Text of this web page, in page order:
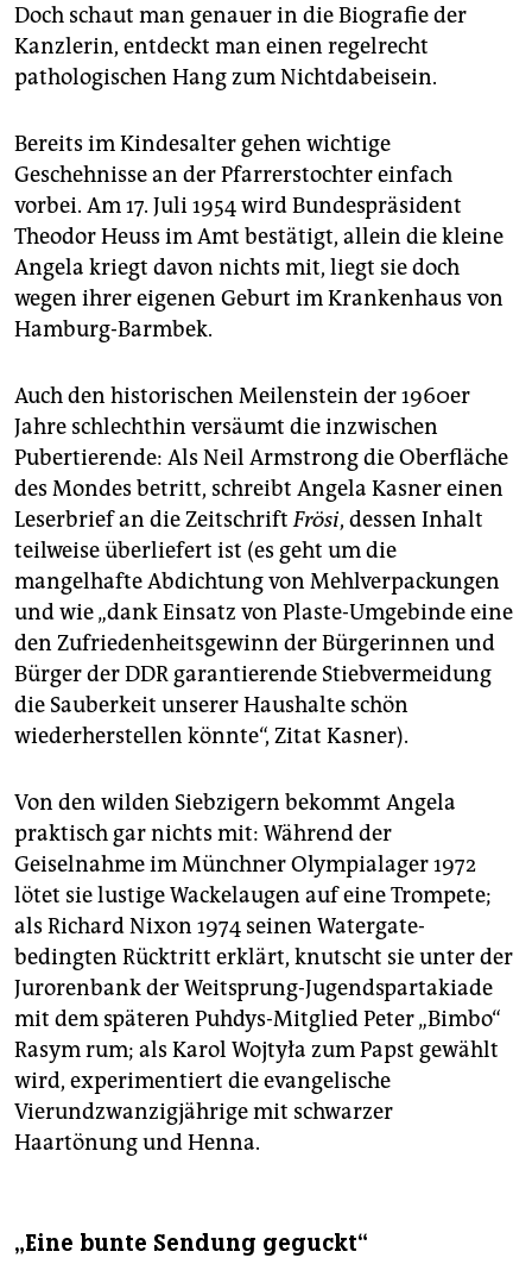
genossenschaft
epaper login
Doch schaut man genauer in die Biografie der
Kanzlerin, entdeckt man einen regelrecht
pathologischen Hang zum Nichtdabeisein.
Bereits im Kindesalter gehen wichtige
Geschehnisse an der Pfarrerstochter einfach
vorbei. Am 17. Juli 1954 wird Bundespräsident
Theodor Heuss im Amt bestätigt, allein die kleine
Angela kriegt davon nichts mit, liegt sie doch
wegen ihrer eigenen Geburt im Krankenhaus von
Hamburg-Barmbek.
Auch den historischen Meilenstein der 1960er
Jahre schlechthin versäumt die inzwischen
Pubertierende: Als Neil Armstrong die Oberfläche
des Mondes betritt, schreibt Angela Kasner einen
Leserbrief an die ZeitschriftFrösi, dessen Inhalt
teilweise überliefert ist (es geht um die
mangelhafte Abdichtung von Mehlverpackungen
und wie „dank Einsatz von Plaste-Umgebinde eine
den Zufriedenheitsgewinn der Bürgerinnen und
Bürger der DDR garantierende Stiebvermeidung
die Sauberkeit unserer Haushalte schön
wiederherstellen könnte“, Zitat Kasner).
Von den wilden Siebzigern bekommt Angela
praktisch gar nichts mit: Während der
Geiselnahme im Münchner Olympialager 1972
lötet sie lustige Wackelaugen auf eine Trompete;
als Richard Nixon 1974 seinen Watergate-
bedingten Rücktritt erklärt, knutscht sie unter der
Jurorenbank der Weitsprung-Jugendspartakiade
mit dem späteren Puhdys-Mitglied Peter „Bimbo“
Rasym rum; als Karol Wojtyła zum Papst gewählt
wird, experimentiert die evangelische
Vierundzwanzigjährige mit schwarzer
Haartönung und Henna.
„Eine bunte Sendung geguckt“